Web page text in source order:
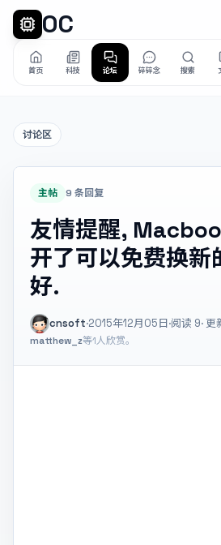
OC
首页 科技 论坛 碎碎念 搜索
讨论区
主帖 9 条回复
友情提醒,
开了可以免费换新
好.
cnsoft·2015年12月05日·阅读 9·
matthew_z等1人欣赏。